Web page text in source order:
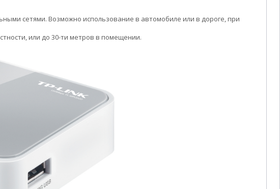
сетями. Возможно использование в автомобиле или в дороге, при
или до 30-ти метров в помещении.